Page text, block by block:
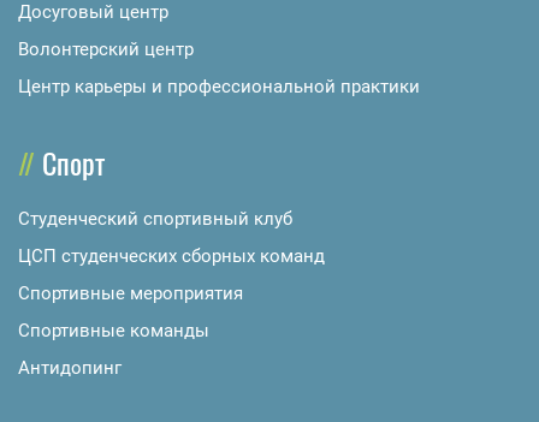
Досуговый центр
Волонтерский центр
Центр карьеры и профессиональной практики
Спорт
Студенческий спортивный клуб
ЦСП студенческих сборных команд
Спортивные мероприятия
Спортивные команды
Антидопинг